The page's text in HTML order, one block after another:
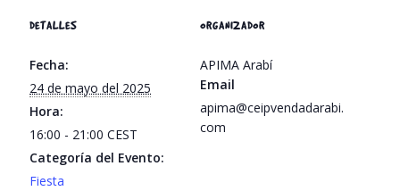
DETALLES
Fecha:
24 de mayo del 2025
Hora:
16:00 - 21:00CEST
Categoría del Evento:
Fiesta
ORGANIZADOR
APIMA Arabí
Email
apima@ceipvendadarabi.
com